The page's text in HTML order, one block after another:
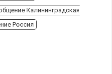
Калининградская
Россия